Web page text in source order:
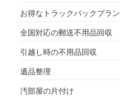
お得なトラックパックプラン
全国対応の郵送不用品回収
引越し時の不用品回収
遺品整理
汚部屋の片付け